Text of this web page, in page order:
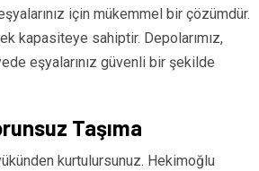
için mükemmel bir çözümdür.
kapasiteye sahiptir. Depolarımız,
eşyalarınız güvenli bir şekilde
Taşıma
kurtulursunuz. Hekimoğlu